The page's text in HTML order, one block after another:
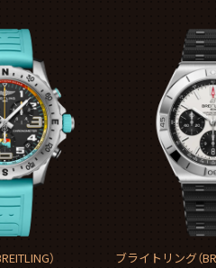
） ブライトリング（